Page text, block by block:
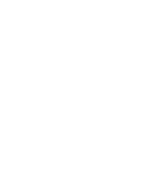
夜もできるぞ ぐらいの
って頭で分かって
か心が
なってるんですよ
絶対また
なる
たくなると思うよ だって体も気
もん あるんですよ
落ち着いても
なくなる時が